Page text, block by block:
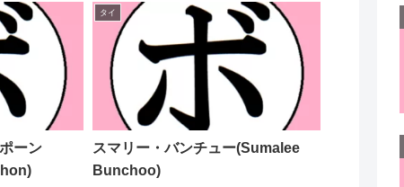
ーン
タイ
スマリー・バンチュー(Sumalee
Bunchoo)